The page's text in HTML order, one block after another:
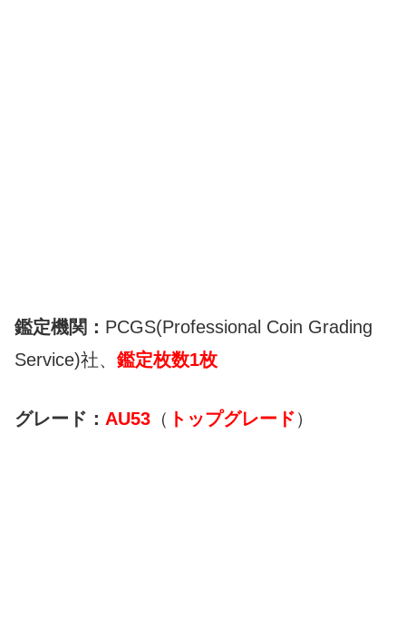
鑑定機関： PCGS(Professional Coin Grading
Service)社、 鑑定枚数1枚
グレード： AU53 （ トップグレード）